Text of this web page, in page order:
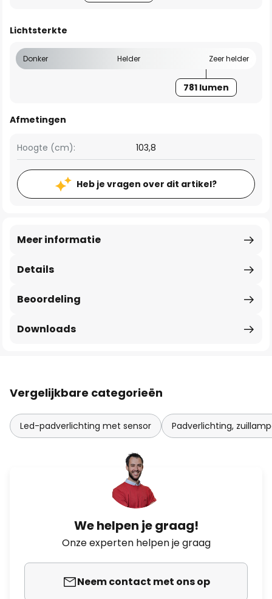
Lichtsterkte
Donker Helder Zeer helder
781 lumen
Afmetingen
Hoogte (cm): 103,8
Heb je vragen over dit artikel?
Details
Meer informatie
Beoordeling
Downloads
Vergelijkbare categorieën
Led-padverlichting met sensor Padverlichting,
We helpen je graag!
Onze experten helpen je graag
Neem contact met ons op